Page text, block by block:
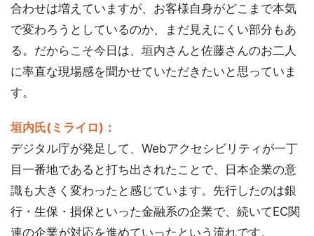
合わせは増えていますが、お客様自身がどこまで本気
で変わろうとしているのか、まだ見えにくい部分もあ
る。だからこそ今日は、垣内さんと佐藤さんのお二人
に率直な現場感を聞かせていただきたいと思っていま
す。
垣内氏(ミライロ)：
デジタル庁が発足して、Webアクセシビリティが一丁
目一番地であると打ち出されたことで、日本企業の意
識も大きく変わったと感じています。先行したのは銀
行・生保・損保といった金融系の企業で、続いてEC関
連の企業が対応を進めていったという流れです。